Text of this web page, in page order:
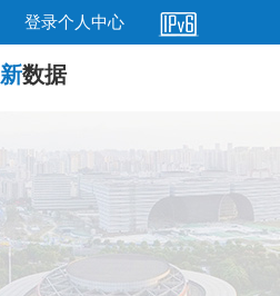
登录个人中心
新数据